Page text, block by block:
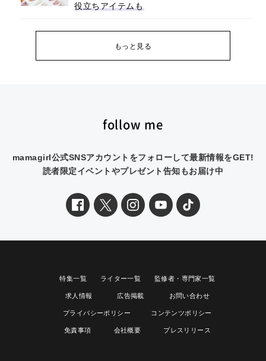
役立ちアイテムも
もっと見る
follow me
mamagirl公式SNSアカウントをフォローして最新情報をGET!
読者限定イベントやプレゼント告知もお届け中
特集一覧 ライター一覧 監修者・専門家一覧
求人情報 広告掲載 お問い合わせ
プライバシーポリシー コンテンツポリシー
免責事項 会社概要 プレスリリース